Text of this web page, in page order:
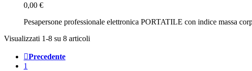
0,00 €
Pesapersone professionale elettronica PORTATILE con indice massa
Visualizzati 1-8 su 8 articoli
Precedente
1